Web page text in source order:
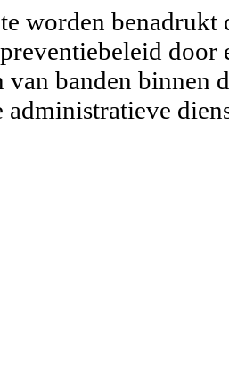
worden
door
van banden binnen
administratieve